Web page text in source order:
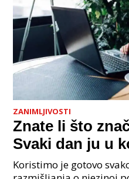
ZANIMLJIVOSTI
Znate li što
Svaki dan ju u
cijeli svijet.
Koristimo je gotovo